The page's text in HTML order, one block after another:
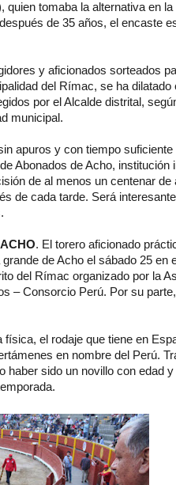
tomaba la alternativa en
de 35 años, el encaste
y aficionados sorteados
del Rímac, se ha dilatado
por el Alcalde distrital,
municipal.
apuros y con tiempo suficiente
Abonados de Acho, institución
de al menos un centenar de
de cada tarde. Será
. El torero aficionado
de Acho el sábado 25 en
del Rímac organizado por la
– Consorcio Perú. Por su
el rodaje que tiene en
en nombre del Perú.
haber sido un novillo con edad